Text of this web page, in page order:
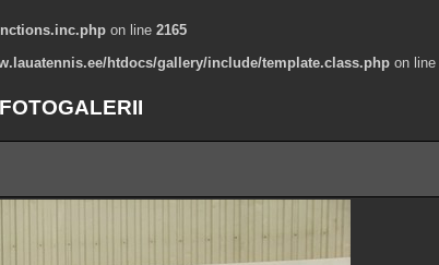
on line 2165
htdocs/gallery/include/template.class.php on line